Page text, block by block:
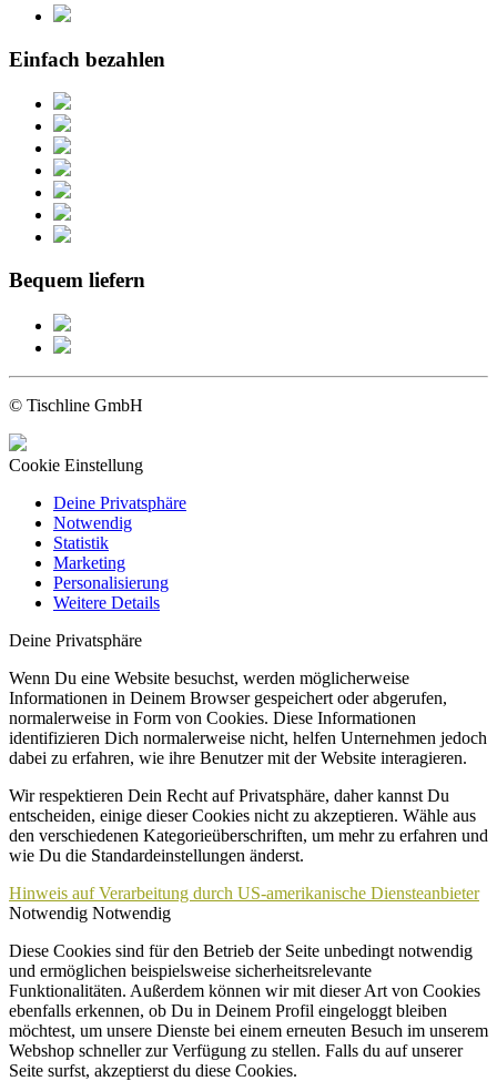
Einfach bezahlen
Bequem liefern
© Tischline GmbH
Cookie Einstellung
Deine Privatsphäre
Notwendig
Statistik
Marketing
Personalisierung
Weitere Details
Deine Privatsphäre
Wenn Du eine Website besuchst, werden möglicherweise
Informationen in Deinem Browser gespeichert oder abgerufen,
normalerweise in Form von Cookies. Diese Informationen
identifizieren Dich normalerweise nicht, helfen Unternehmen jedoch
dabei zu erfahren, wie ihre Benutzer mit der Website interagieren.
Wir respektieren Dein Recht auf Privatsphäre, daher kannst Du
entscheiden, einige dieser Cookies nicht zu akzeptieren. Wähle aus
den verschiedenen Kategorieüberschriften, um mehr zu erfahren und
wie Du die Standardeinstellungen änderst.
Hinweis auf Verarbeitung durch US-amerikanische Diensteanbieter
Notwendig Notwendig
Diese Cookies sind für den Betrieb der Seite unbedingt notwendig
und ermöglichen beispielsweise sicherheitsrelevante
Funktionalitäten. Außerdem können wir mit dieser Art von Cookies
ebenfalls erkennen, ob Du in Deinem Profil eingeloggt bleiben
möchtest, um unsere Dienste bei einem erneuten Besuch im unserem
Webshop schneller zur Verfügung zu stellen. Falls du auf unserer
Seite surfst, akzeptierst du diese Cookies.